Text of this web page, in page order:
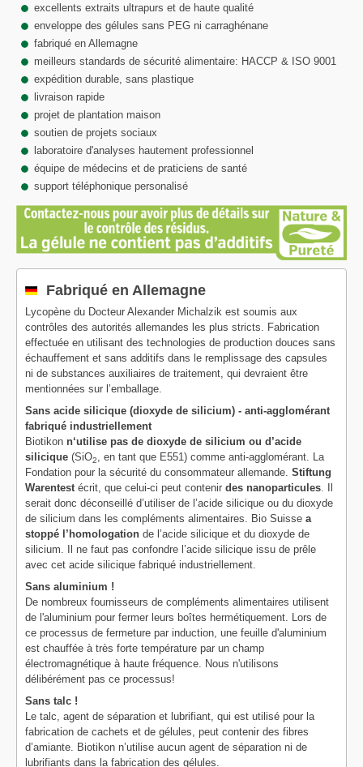
excellents extraits ultrapurs et de haute qualité
enveloppe des gélules sans PEG ni carraghénane
fabriqué en Allemagne
meilleurs standards de sécurité alimentaire: HACCP & ISO 9001
expédition durable, sans plastique
livraison rapide
projet de plantation maison
soutien de projets sociaux
laboratoire d'analyses hautement professionnel
équipe de médecins et de praticiens de santé
support téléphonique personalisé
Fabriqué en Allemagne
Lycopène du Docteur Alexander Michalzik est soumis aux
contrôles des autorités allemandes les plus stricts. Fabrication
effectuée en utilisant des technologies de production douces sans
échauffement et sans additifs dans le remplissage des capsules
ni de substances auxiliaires de traitement, qui devraient être
mentionnées sur l’emballage.
Sans acide silicique (dioxyde de silicium) - anti-agglomérant
fabriqué industriellement
Biotikon n‘utilise pas de dioxyde de silicium ou d’acide
silicique (SiO2, en tant que E551) comme anti-agglomérant. La
Fondation pour la sécurité du consommateur allemande. Stiftung
Warentestécrit, que celui-ci peut contenir des nanoparticules. Il
serait donc déconseillé d’utiliser de l’acide silicique ou du dioxyde
de silicium dans les compléments alimentaires. Bio Suisse a
stoppé l’homologation de l’acide silicique et du dioxyde de
silicium. Il ne faut pas confondre l’acide silicique issu de prêle
avec cet acide silicique fabriqué industriellement.
Sans aluminium !
De nombreux fournisseurs de compléments alimentaires utilisent
de l'aluminium pour fermer leurs boîtes hermétiquement. Lors de
ce processus de fermeture par induction, une feuille d'aluminium
est chauffée à très forte température par un champ
électromagnétique à haute fréquence. Nous n'utilisons
délibérément pas ce processus!
Sans talc !
Le talc, agent de séparation et lubrifiant, qui est utilisé pour la
fabrication de cachets et de gélules, peut contenir des fibres
d’amiante. Biotikon n’utilise aucun agent de séparation ni de
lubrifiants dans la fabrication des gélules.